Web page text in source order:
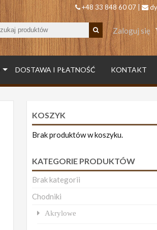
+48 33 848 60 07 |
Zaloguj się
DOSTAWA I PŁATNOŚĆ KONTAKT
KOSZYK
Brak produktów w koszyku.
KATEGORIE PRODUKTÓW
Brak kategorii
Chodniki
Akrylowe